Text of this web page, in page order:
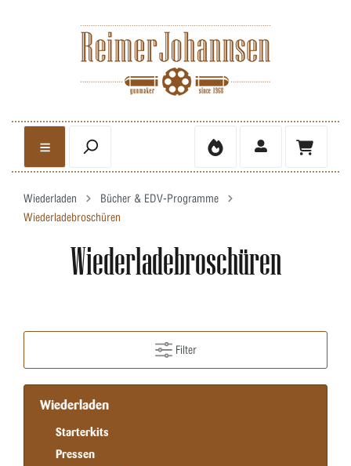
Wiederladen
Bücher & EDV-Programme
Wiederladebroschüren
Wiederladebroschüren
Filter
Wiederladen
Starterkits
Pressen